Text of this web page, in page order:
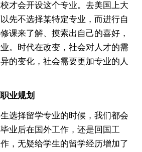
才会开设这个专业。去美国上大
先不选择某特定专业，而进行自
课来了解、摸索出自己的喜好，
。时代在改变，社会对人才的需
的变化，社会需要更加专业的人
业规划
择留学专业的时候，我们都会
业后在国外工作，还是回国工
，无疑给学生的留学经历增加了